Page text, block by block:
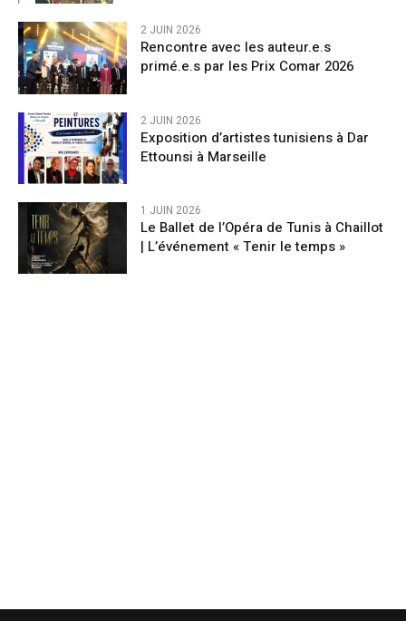
2 JUIN 2026
Rencontre avec les auteur.e.s
primé.e.s par les Prix Comar 2026
2 JUIN 2026
Exposition d’artistes tunisiens à Dar
Ettounsi à Marseille
1 JUIN 2026
Le Ballet de l’Opéra de Tunis à Chaillot
| L’événement « Tenir le temps »